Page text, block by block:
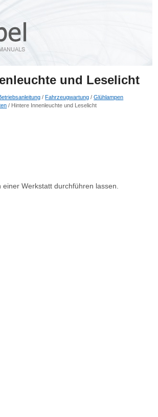
und Leselicht
/Fahrzeugwartung /Glühlampen
/ Hintere Innenleuchte und Leselicht
Werkstatt durchführen lassen.